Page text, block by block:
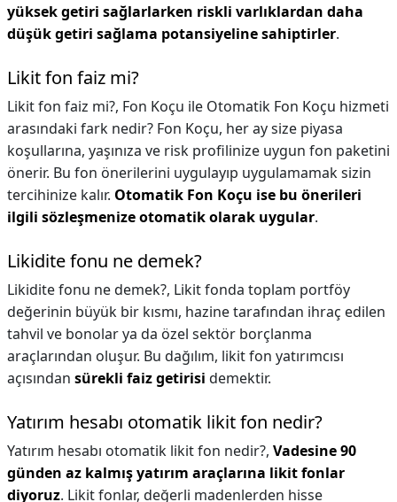
yüksek getiri sağlarlarken riskli varlıklardan daha
düşük getiri sağlama potansiyeline sahiptirler.
Likit fon faiz mi?
Likit fon faiz mi?, Fon Koçu ile Otomatik Fon Koçu hizmeti
arasındaki fark nedir? Fon Koçu, her ay size piyasa
koşullarına, yaşınıza ve risk profilinize uygun fon paketini
önerir. Bu fon önerilerini uygulayıp uygulamamak sizin
tercihinize kalır. Otomatik Fon Koçu ise bu önerileri
ilgili sözleşmenize otomatik olarak uygular.
Likidite fonu ne demek?
Likidite fonu ne demek?, Likit fonda toplam portföy
değerinin büyük bir kısmı, hazine tarafından ihraç edilen
tahvil ve bonolar ya da özel sektör borçlanma
araçlarından oluşur. Bu dağılım, likit fon yatırımcısı
açısından sürekli faiz getirisi demektir.
Yatırım hesabı otomatik likit fon nedir?
Yatırım hesabı otomatik likit fon nedir?, Vadesine 90
günden az kalmış yatırım araçlarına likit fonlar
diyoruz. Likit fonlar, değerli madenlerden hisse